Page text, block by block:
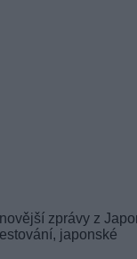
zprávy z
japonské